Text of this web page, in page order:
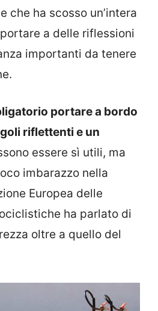
che ha scosso un’intera
a delle riflessioni
importanti da tenere
portare a bordo
riflettenti e un
essere sì utili, ma
imbarazzo nella
Europea delle
ha parlato di
oltre a quello del